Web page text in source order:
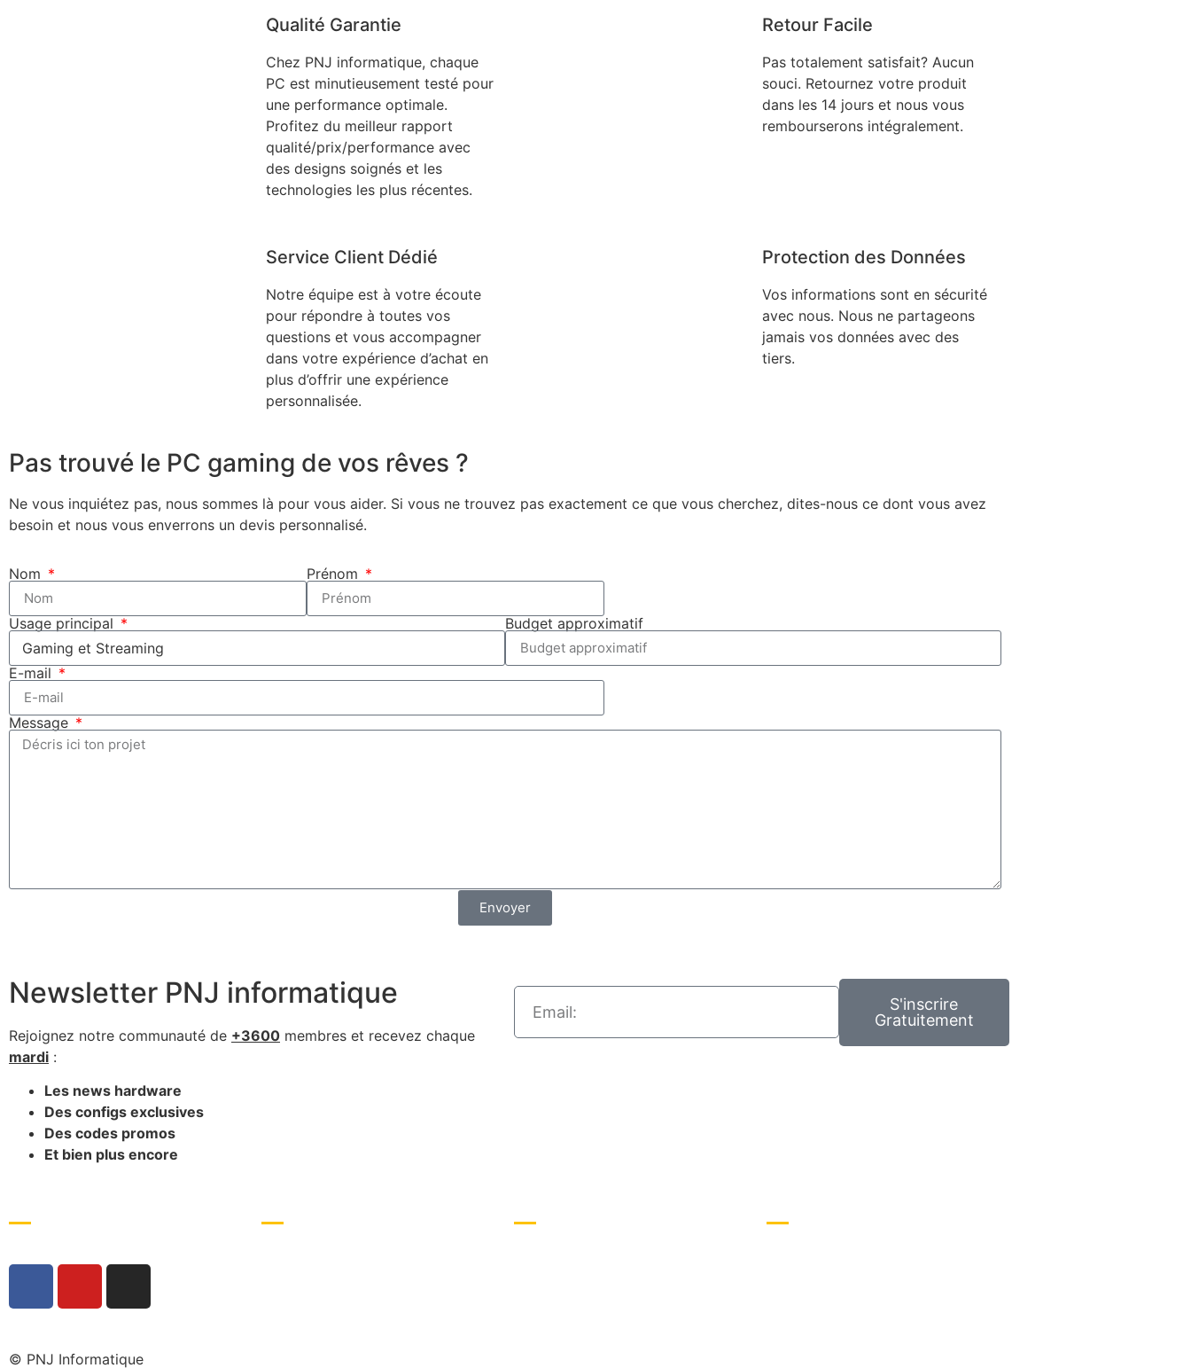
Qualité Garantie
Chez PNJ informatique, chaque
PC est minutieusement testé pour
une performance optimale.
Profitez du meilleur rapport
qualité/prix/performance avec
des designs soignés et les
technologies les plus récentes.
Retour Facile
Pas totalement satisfait? Aucun
souci. Retournez votre produit
dans les 14 jours et nous vous
rembourserons intégralement.
Service Client Dédié
Notre équipe est à votre écoute
pour répondre à toutes vos
questions et vous accompagner
dans votre expérience d’achat en
plus d’offrir une expérience
personnalisée.
Protection des Données
Vos informations sont en sécurité
avec nous. Nous ne partageons
jamais vos données avec des
tiers.
Pas trouvé le PC gaming de vos rêves ?
Ne vous inquiétez pas, nous sommes là pour vous aider. Si vous ne trouvez pas exactement ce que vous cherchez, dites-nous ce dont vous avez
besoin et nous vous enverrons un devis personnalisé.
Nom Prénom
Usage principal Budget approximatif
E-mail
Message
Envoyer
Newsletter PNJ informatique
Rejoignez notre communauté de +3600 membres et recevez chaque
mardi :
Les news hardware
Des configs exclusives
Des codes promos
Et bien plus encore
S'inscrire
Gratuitement
© PNJ Informatique